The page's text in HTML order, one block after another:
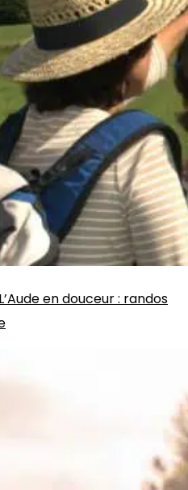
L’Aude en douceur : randos